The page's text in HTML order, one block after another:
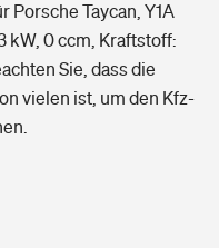
Porsche Taycan, Y1A
kW, 0 ccm, Kraftstoff:
Sie, dass die
vielen ist, um den Kfz-